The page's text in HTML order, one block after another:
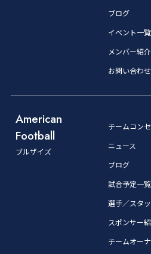
ブログ
イベント一覧
メンバー紹介
お問い合わせ
American
Football
ブルザイズ
チームコン
ニュース
ブログ
試合予定一覧
選手／スタ
スポンサー
チームオー